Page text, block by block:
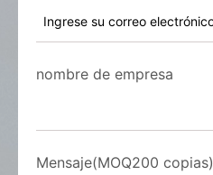
nombre de empresa
Mensaje(MOQ200 copias)